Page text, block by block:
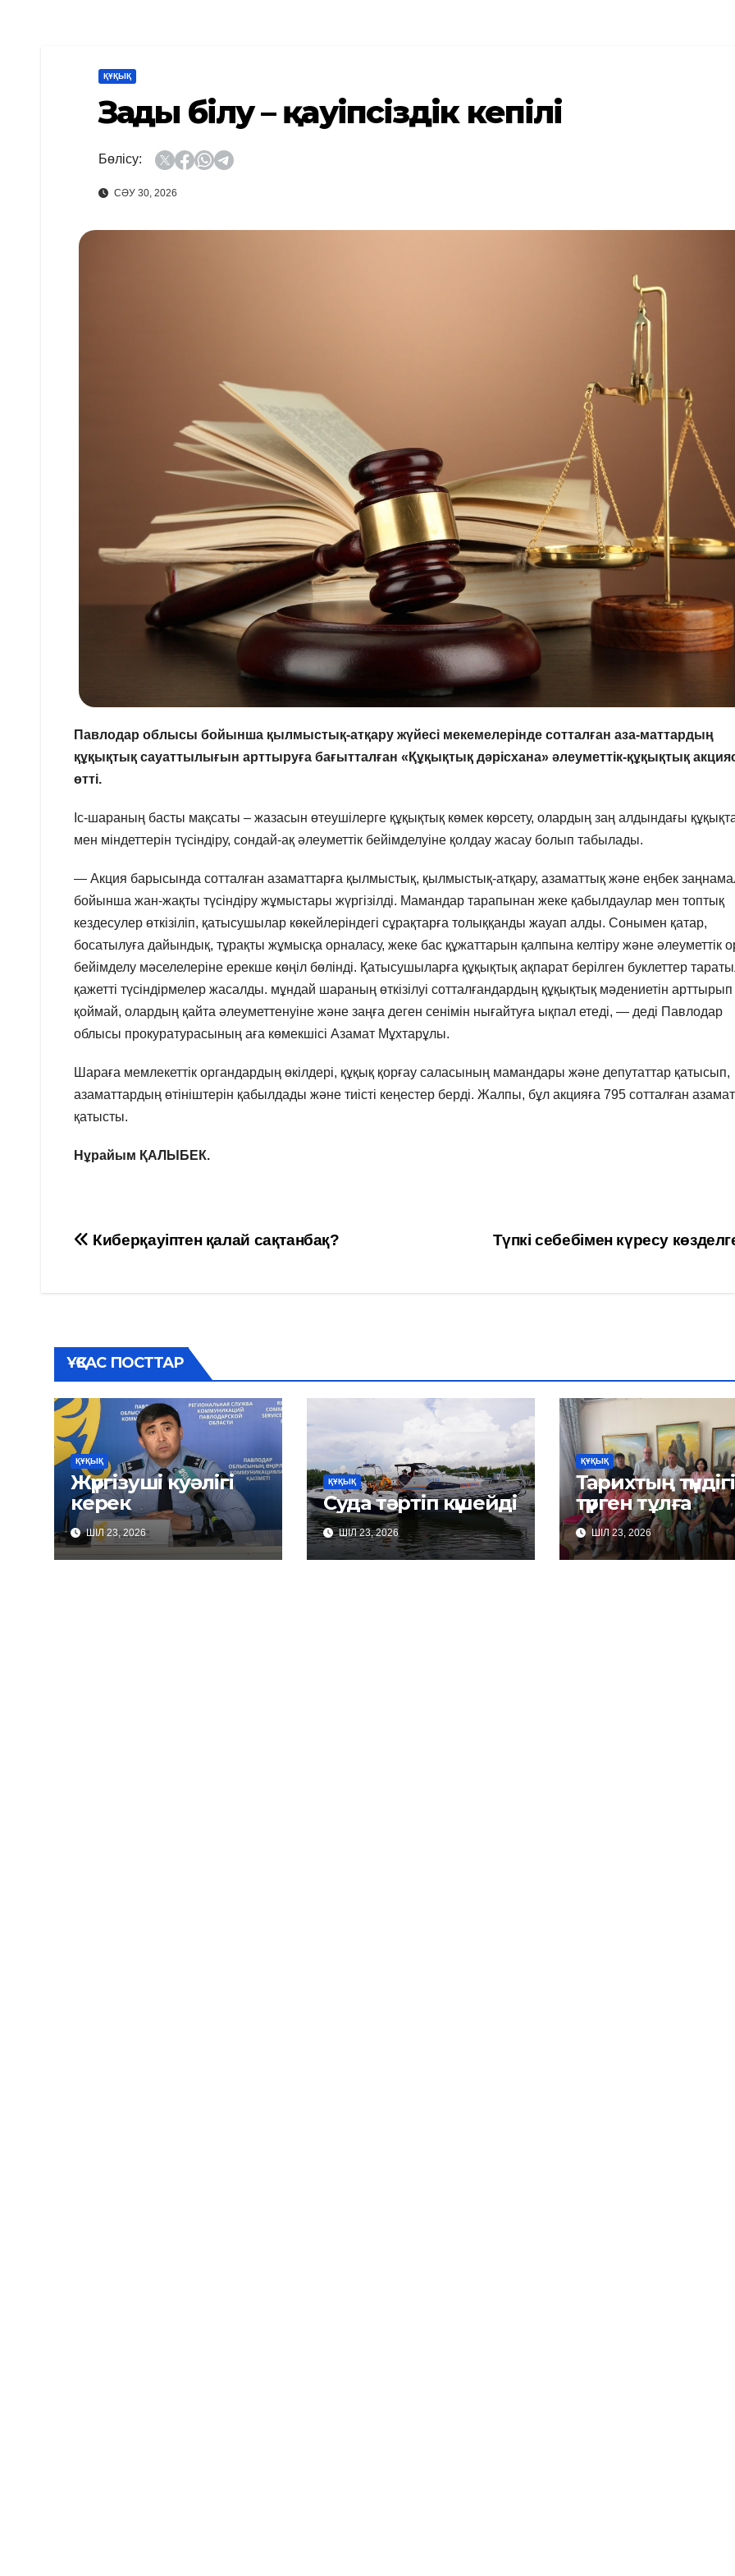
ҚҰҚЫҚ
Заңды білу – қауіпсіздік кепілі
Бөлісу:
СӘУ 30, 2026
Павлодар облысы бойынша қылмыстық-атқару жүйесі мекемелерінде сотталған аза-маттардың
құқықтық сауаттылығын арттыруға бағытталған «Құқықтық дәрісхана» әлеуметтік-құқықтық
өтті.
Іс-шараның басты мақсаты – жазасын өтеушілерге құқықтық көмек көрсету, олардың заң алдындағы
мен міндеттерін түсіндіру, сондай-ақ әлеуметтік бейімделуіне қолдау жасау болып табылады.
— Акция барысында сотталған азаматтарға қылмыстық, қылмыстық-атқару, азаматтық және еңбек
бойынша жан-жақты түсіндіру жұмыстары жүргізілді. Мамандар тарапынан жеке қабылдаулар мен топтық
кездесулер өткізіліп, қатысушылар көкейлеріндегі сұрақтарға толыққанды жауап алды. Сонымен қатар,
босатылуға дайындық, тұрақты жұмысқа орналасу, жеке бас құжаттарын қалпына келтіру және әлеуметтік
бейімделу мәселелеріне ерекше көңіл бөлінді. Қатысушыларға құқықтық ақпарат берілген буклеттер
қажетті түсіндірмелер жасалды. мұндай шараның өткізілуі сотталғандардың құқықтық мәдениетін
қоймай, олардың қайта әлеуметтенуіне және заңға деген сенімін нығайтуға ықпал етеді, — деді Павлодар
облысы прокуратурасының аға көмекшісі Азамат Мұхтарұлы.
Шараға мемлекеттік органдардың өкілдері, құқық қорғау саласының мамандары және депутаттар қатысып,
азаматтардың өтініштерін қабылдады және тиісті кеңестер берді. Жалпы, бұл акцияға 795 сотталған азамат
қатысты.
Нұрайым ҚАЛЫБЕК.
Навигация
Түпкі себебімен күресу
Киберқауіптен қалай сақтанбақ?
ҰҚСАС ПОСТТАР
ҚҰҚЫҚ
Жүргізуші куәлігі
керек
ШІЛ 23, 2026
ҚҰҚЫҚ
Суда тәртіп күшейді
ШІЛ 23, 2026
ҚҰҚЫҚ
Тарихтың
түрген тұлға
ШІЛ 23, 2026